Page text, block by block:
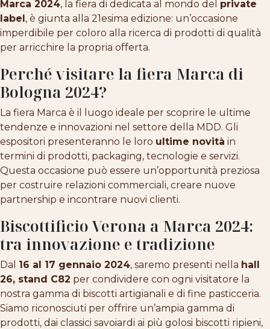
Marca 2024, la fiera di dedicata al mondo del private
label, è giunta alla 21esima edizione: un’occasione
imperdibile per coloro alla ricerca di prodotti di qualità
per arricchire la propria offerta.
Perché visitare la fiera Marca di
Bologna 2024?
La fiera Marca è il luogo ideale per scoprire le ultime
tendenze e innovazioni nel settore della MDD. Gli
espositori presenteranno le loro ultime novità in
termini di prodotti, packaging, tecnologie e servizi.
Questa occasione può essere un’opportunità preziosa
per costruire relazioni commerciali, creare nuove
partnership e incontrare nuovi clienti.
Biscottificio Verona a Marca 2024:
tra innovazione e tradizione
Dal 16 al 17 gennaio 2024, saremo presenti nella hall
26, stand C82 per condividere con ogni visitatore la
nostra gamma di biscotti artigianali e di fine pasticceria.
Siamo riconosciuti per offrire un’ampia gamma di
prodotti, dai classici savoiardi ai più golosi biscotti ripieni,